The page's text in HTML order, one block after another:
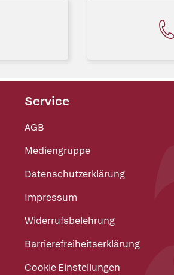
Service
AGB
Mediengruppe
Datenschutzerklärung
Impressum
Widerrufsbelehrung
Barrierefreiheitserklärung
Cookie Einstellungen